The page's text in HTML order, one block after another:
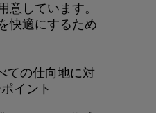
意しています。
快適にするため
ての仕向地に対
イント